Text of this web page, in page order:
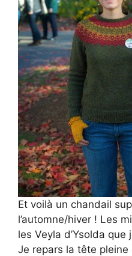
Et voilà un chandail
l’automne/hiver ! Les
les Veyla d’Ysolda
Je repars la tête pleine